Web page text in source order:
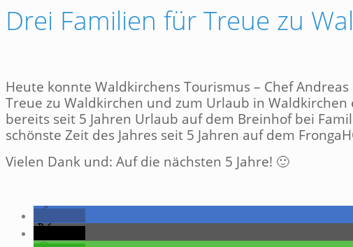
Drei Familien für Treue zu
Heute konnte Waldkirchens Tourismus – Chef
Treue zu Waldkirchen und zum Urlaub in
bereits seit 5 Jahren Urlaub auf dem Breinhof bei
schönste Zeit des Jahres seit 5 Jahren auf dem
Vielen Dank und: Auf die nächsten 5 Jahre! 🙂